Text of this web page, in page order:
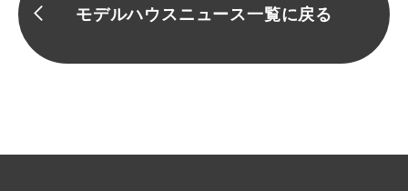
モデルハウスニュース一覧に戻る